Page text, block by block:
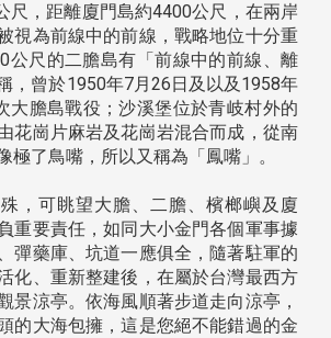
尺，距離廈門島約4400公尺，在兩岸
視為前線中的前線，戰略地位十分重
公尺的二膽島有「前線中的前線、離
，曾於1950年7月26日及以及1958年
大膽島戰役；沙溪堡位於青岐村外的
花崗片麻岩及花崗岩混合而成，從南
極了鳥嘴，所以又稱為「鳳嘴」。
，可眺望大膽、二膽、檳榔嶼及廈
重要責任，如同大小金門各個軍事據
彈藥庫、坑道一應俱全，隨著駐軍的
化、重新整建後，在屬於台灣最西方
景涼亭。依海風順著步道走向涼亭，
的大海包擁，這是您絕不能錯過的金